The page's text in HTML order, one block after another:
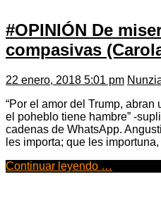
#OPINIÓN De
compasivas
22 enero, 2018 5:01 pm
“Por el amor del Trump,
el poheblo tiene hambre” -
cadenas de WhatsApp.
les importa; que les
Continuar leyendo …